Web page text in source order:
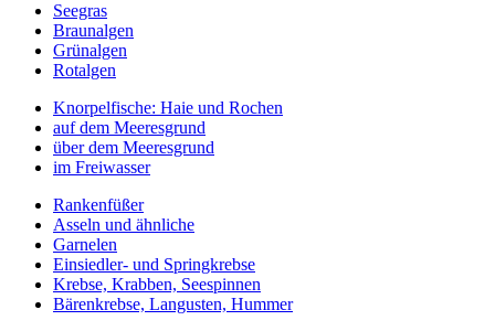
Seegras
Braunalgen
Grünalgen
Rotalgen
Knorpelfische: Haie und Rochen
auf dem Meeresgrund
über dem Meeresgrund
im Freiwasser
Rankenfüßer
Asseln und ähnliche
Garnelen
Einsiedler- und Springkrebse
Krebse, Krabben, Seespinnen
Bärenkrebse, Langusten, Hummer